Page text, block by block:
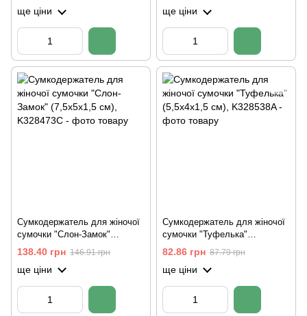
ще ціни ще ціни
Сумкодержатель для жіночої
сумочки "Слон-Замок"
(7,5х5х1,5 см)
138.40 грн 146.91 грн
ще ціни
Сумкодержатель для жіночої
сумочки "Туфелька"
(5,5х4х1,5 см)
82.86 грн 87.79 грн
ще ціни